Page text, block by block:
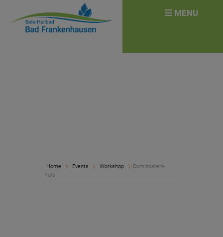
Home Events Workshop
Dominostein-
Kurs
for: